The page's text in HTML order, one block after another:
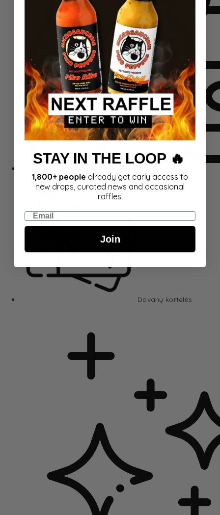
Rinkiniai
Dovanų kortelės
STAY IN THE LOOP 🔥
1,800+ people already get early access to
new drops, curated news and occasional
raffles.
Email
Join